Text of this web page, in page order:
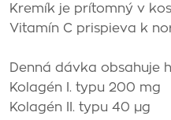
Kremík je prítomný v
Vitamín C prispieva k
Denná dávka obsahuje
Kolagén I. typu 200 mg
Kolagén II. typu 40 µg